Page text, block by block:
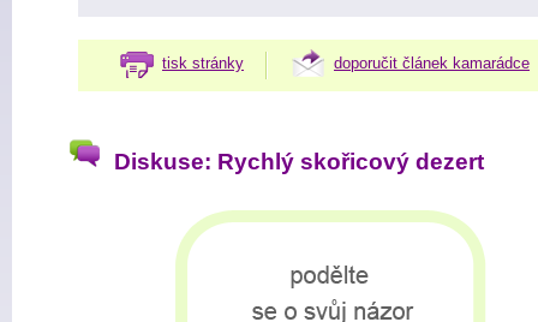
tisk stránky doporučit článek kamarádce
Diskuse: Rychlý skořicový dezert